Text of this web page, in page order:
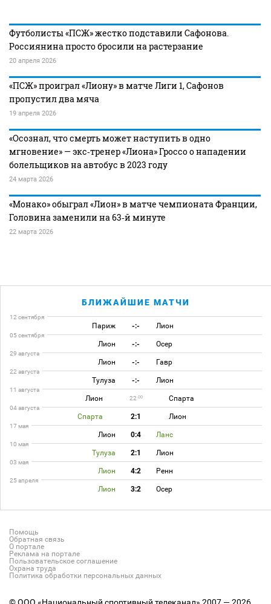
Футболисты «ПСЖ» жестко подставили Сафонова.
Россиянина просто бросили на растерзание
20 апреля 2026
«ПСЖ» проиграл «Лиону» в матче Лиги 1, Сафонов
пропустил два мяча
19 апреля 2026
«Осознал, что смерть может наступить в одно
мгновение» — экс‑тренер «Лиона» Гроссо о нападении
болельщиков на автобус в 2023 году
24 марта 2026
«Монако» обыграл «Лион» в матче чемпионата Франции,
Головина заменили на 63‑й минуте
22 марта 2026
БЛИЖАЙШИЕ МАТЧИ
12 сентября
Париж -:- Лион
05 сентября
Лион -:- Осер
29 августа
Лион -:- Гавр
22 августа
Тулуза -:- Лион
11 августа
Лион 22 00 Спарта
04 августа
Спарта 2:1 Лион
17 мая
Лион 0:4 Ланс
10 мая
Тулуза 2:1 Лион
03 мая
Лион 4:2 Ренн
25 апреля
Лион 3:2 Осер
Помощь
Обратная связь
О портале
Реклама на портале
Пользовательское соглашение
Охрана труда
Политика обработки персональных данных